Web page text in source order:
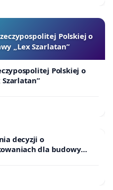
Polskiej o
„Lex Szarlatan”
Polskiej o
decyzji o
dla budowy
„Krynki” w
ochrony mieszkańców i